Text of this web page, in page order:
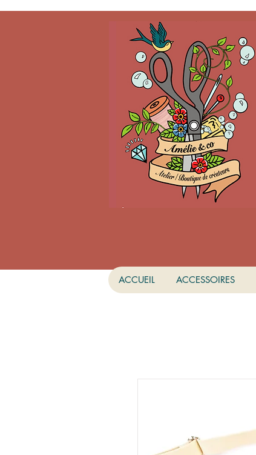
ACCUEIL ACCESSOIRES